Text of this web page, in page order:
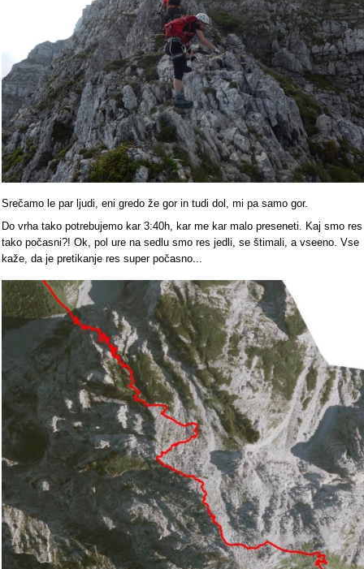
Srečamo le par ljudi, eni gredo že gor in tudi dol, mi pa samo gor.
Do vrha tako potrebujemo kar 3:40h, kar me kar malo preseneti. Kaj smo res
tako počasni?! Ok, pol ure na sedlu smo res jedli, se štimali, a vseeno. Vse
kaže, da je pretikanje res super počasno...